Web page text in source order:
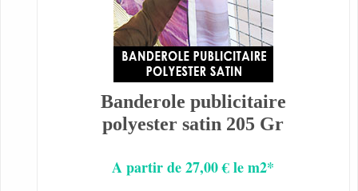
Banderole publicitaire
polyester satin 205 Gr
A partir de 27,00 € le m2*